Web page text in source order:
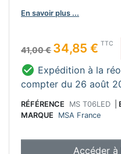
En savoir plus ...
Prix de base
41,00 €
Prix 34,85 € TTC
 Expédition à la
compter du 26 août
RÉFÉRENCE MS T06LED
MARQUE
MSA France
Accéder